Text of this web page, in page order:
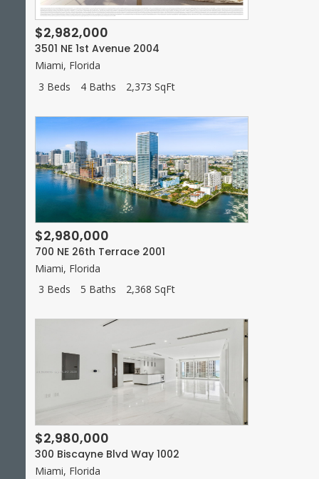
$2,982,000
3501 NE 1st Avenue 2004
Miami, Florida
3 Beds
4 Baths 2,373 SqFt
$2,980,000
700 NE 26th Terrace 2001
Miami, Florida
3 Beds
5 Baths 2,368 SqFt
$2,980,000
300 Biscayne Blvd Way 1002
Miami, Florida